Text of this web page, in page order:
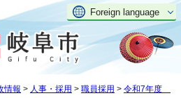
Foreign language
情報 > 人事・採用 > 職員採用 > 令和7年度